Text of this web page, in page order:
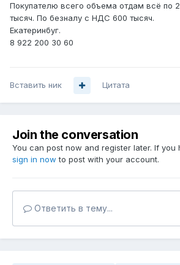
Покупателю всего объема отдам всё по
тысяч. По безналу с НДС 600 тысяч.
Екатеринбуг.
8 922 200 30 60
Вставить ник Цитата
Join the conversation
You can post now and register later. If you
sign in now to post with your account.
Ответить в тему...